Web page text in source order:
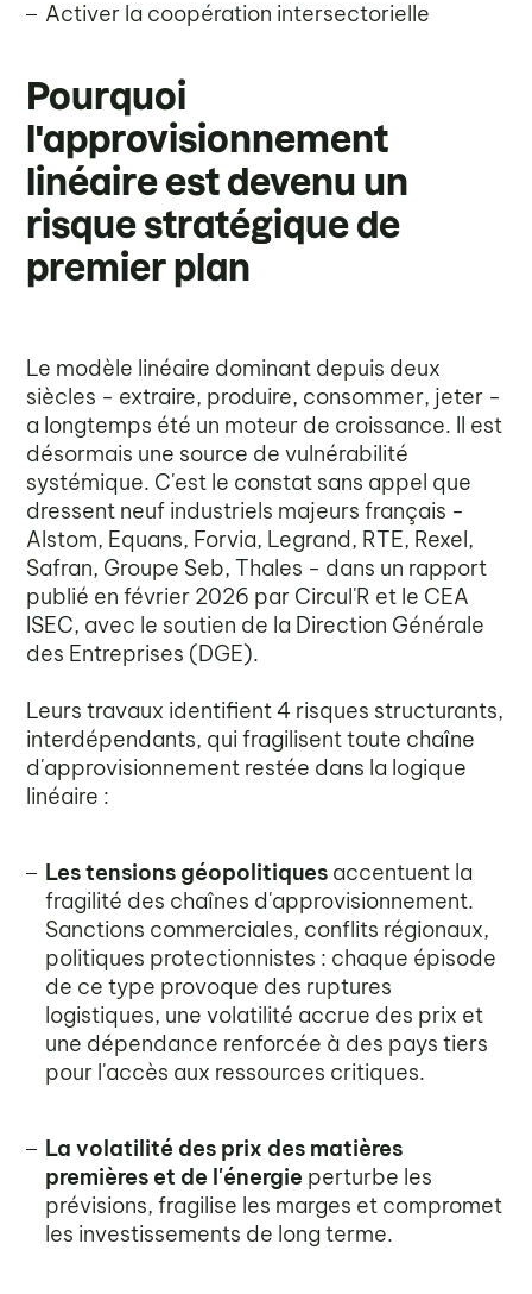
Activer la coopération intersectorielle
Pourquoi
l'approvisionnement
linéaire est devenu un
risque stratégique de
premier plan
Le modèle linéaire dominant depuis deux
siècles - extraire, produire, consommer, jeter -
a longtemps été un moteur de croissance. Il est
désormais une source de vulnérabilité
systémique. C'est le constat sans appel que
dressent neuf industriels majeurs français -
Alstom, Equans, Forvia, Legrand, RTE, Rexel,
Safran, Groupe Seb, Thales - dans un rapport
publié en février 2026 par Circul'R et le CEA
ISEC, avec le soutien de la Direction Générale
des Entreprises (DGE).
Leurs travaux identifient 4 risques structurants,
interdépendants, qui fragilisent toute chaîne
d'approvisionnement restée dans la logique
linéaire :
Les tensions géopolitiques accentuent la
fragilité des chaînes d'approvisionnement.
Sanctions commerciales, conflits régionaux,
politiques protectionnistes : chaque épisode
de ce type provoque des ruptures
logistiques, une volatilité accrue des prix et
une dépendance renforcée à des pays tiers
pour l'accès aux ressources critiques.
La volatilité des prix des matières
premières et de l'énergie perturbe les
prévisions, fragilise les marges et compromet
les investissements de long terme.